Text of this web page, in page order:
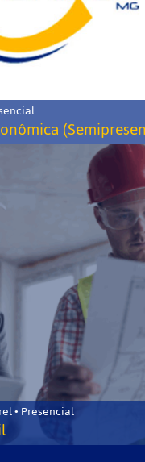
• Presencial